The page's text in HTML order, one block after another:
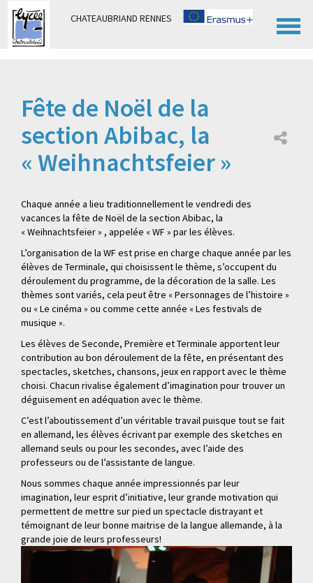
CHATEAUBRIAND RENNES
Fête de Noël de la
section Abibac, la
« Weihnachtsfeier »
Chaque année a lieu traditionnellement le vendredi des
vacances la fête de Noël de la section Abibac, la
« Weihnachtsfeier » , appelée « WF » par les élèves.
L’organisation de la WF est prise en charge chaque année par les
élèves de Terminale, qui choisissent le thème, s’occupent du
déroulement du programme, de la décoration de la salle. Les
thèmes sont variés, cela peut être « Personnages de l’histoire »
ou « Le cinéma » ou comme cette année « Les festivals de
musique ».
Les élèves de Seconde, Première et Terminale apportent leur
contribution au bon déroulement de la fête, en présentant des
spectacles, sketches, chansons, jeux en rapport avec le thème
choisi. Chacun rivalise également d’imagination pour trouver un
déguisement en adéquation avec le thème.
C’est l’aboutissement d’un véritable travail puisque tout se fait
en allemand, les élèves écrivant par exemple des sketches en
allemand seuls ou pour les secondes, avec l’aide des
professeurs ou de l’assistante de langue.
Nous sommes chaque année impressionnés par leur
imagination, leur esprit d’initiative, leur grande motivation qui
permettent de mettre sur pied un spectacle distrayant et
témoignant de leur bonne maitrise de la langue allemande, à la
grande joie de leurs professeurs!
Panneau de gestion des cookies